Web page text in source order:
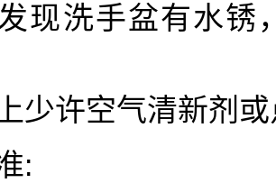
现洗手盆有水锈
少许空气清新剂
: